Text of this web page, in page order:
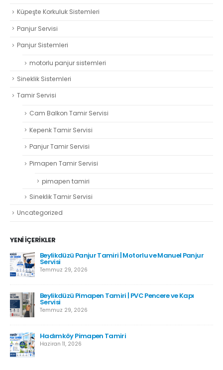
Küpeşte Korkuluk Sistemleri
Panjur Servisi
Panjur Sistemleri
motorlu panjur sistemleri
Sineklik Sistemleri
Tamir Servisi
Cam Balkon Tamir Servisi
Kepenk Tamir Servisi
Panjur Tamir Servisi
Pimapen Tamir Servisi
pimapen tamiri
Sineklik Tamir Servisi
Uncategorized
YENI İÇERIKLER
Beylikdüzü Panjur Tamiri | Motorlu ve Manuel Panjur
Servisi
Temmuz 29, 2026
Beylikdüzü Pimapen Tamiri | PVC Pencere ve Kapı
Servisi
Temmuz 29, 2026
Hadımköy Pimapen Tamiri
Haziran 11, 2026